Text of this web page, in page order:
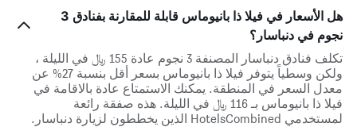
هل الأسعار في فيلا ذا بانيوماس قابلة للمقارنة بفنادق 3
نجوم في دنباسار؟
تكلف فنادق دنباسار المصنفة 3 نجوم عادة 155 ﷼ في الليلة ،
ولكن وسطياً يتوفر فيلا ذا بانيوماس بسعر أقل بنسبة 27% عن
معدل السعر في المنطقة. يمكنك الاستمتاع عادة بالاقامة في
فيلا ذا بانيوماس بـ 116 ﷼ في الليلة. هذه صفقة رائعة
لمستخدمي HotelsCombined الذين يخططون لزيارة دنباسار.